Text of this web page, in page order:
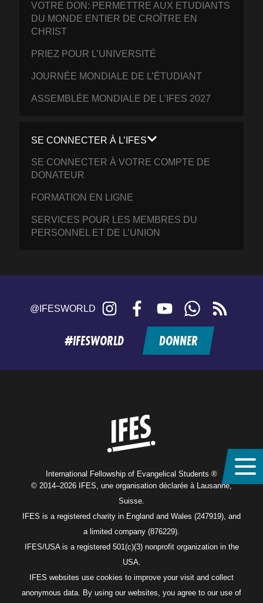
VOTRE DON: PERMETTRE AUX ETUDIANTS
DU MONDE ENTIER DE CROÎTRE EN
CHRIST
PRIEZ POUR L’UNIVERSITÉ
JOURNÉE MONDIALE DE L’ÉTUDIANT
ASSEMBLÉE MONDIALE DE L’IFES 2027
SE CONNECTER À L’IFES
SE CONNECTER À VOTRE COMPTE DE
DONATEUR
FORMATION EN LIGNE
SERVICES POUR LES MEMBRES DU
PERSONNEL ET DE L’UNION
@IFESWORLD Instagram FacebookYouTubeWhatsApp
feed
#IFESWORLD DONNER
International Fellowship of Evangelical Students ®
© 2014–2026 IFES, une organisation déclarée à Lausanne,
Suisse.
IFES is a registered charity in England and Wales (247919), and
a limited company (876229).
IFES/USA is a registered 501(c)(3) nonprofit organization in the
USA.
IFES websites use cookies to improve your visit and collect
anonymous data. By using our websites, you agree to our use of